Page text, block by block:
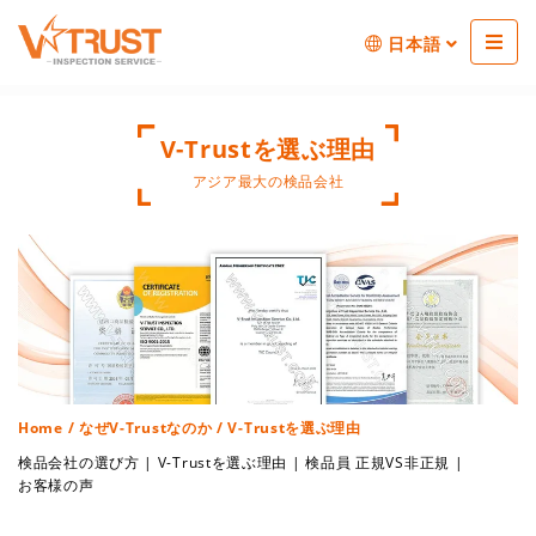
日本語
V-Trustを選ぶ理由
アジア最大の検品会社
Home / なぜV-Trustなのか/ V-Trustを選ぶ理由
検品会社の選び方 | V-Trustを選ぶ理由 |検品員 正規VS非正規 |
お客様の声